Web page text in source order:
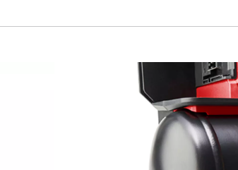
Usercentrics Consent